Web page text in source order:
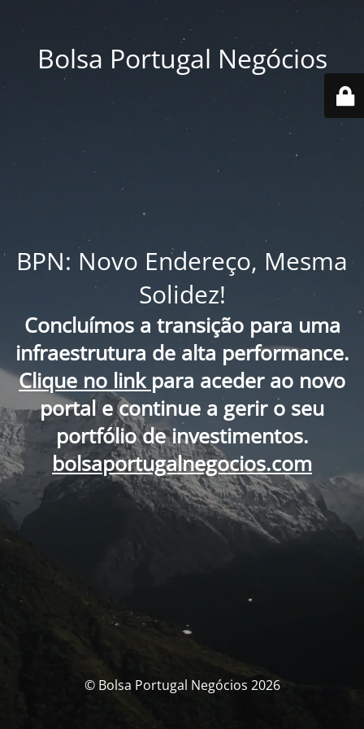
Bolsa Portugal Negócios
BPN: Novo Endereço, Mesma
Solidez!
Concluímos a transição para uma
infraestrutura de alta performance.
Clique no link para aceder ao novo
portal e continue a gerir o seu
portfólio de investimentos.
bolsaportugalnegocios.com
© Bolsa Portugal Negócios 2026